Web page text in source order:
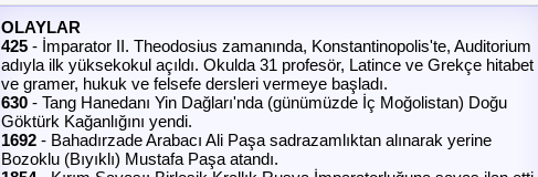
Chat Rooms App Ecosystem
Announcements Contact
About Us
OLAYLAR
425 - İmparator II. Theodosius zamanında, Konstantinopolis'te, Auditorium
adıyla ilk yüksekokul açıldı. Okulda 31 profesör, Latince ve Grekçe hitabet
ve gramer, hukuk ve felsefe dersleri vermeye başladı.
630 - Tang Hanedanı Yin Dağları'nda (günümüzde İç Moğolistan) Doğu
Göktürk Kağanlığını yendi.
1692 - Bahadırzade Arabacı Ali Paşa sadrazamlıktan alınarak yerine
Bozoklu (Bıyıklı) Mustafa Paşa atandı.